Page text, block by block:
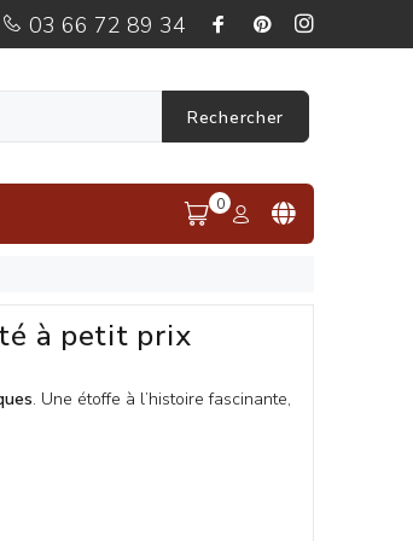
03 66 72 89 34
Rechercher
0
à petit prix
. Une étoffe à l’histoire fascinante,